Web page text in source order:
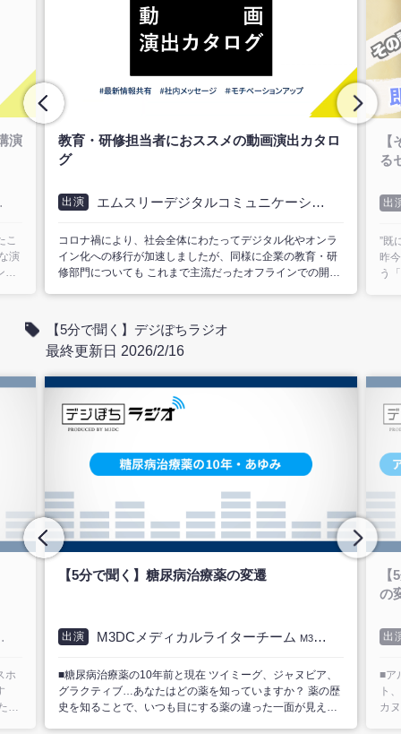
ロ
公式 M3 Digital Communications.inc
ラ
研
催
れ
【その講演会、伸びしろだらけ!?】即実践でき
るセルフ配信向上術
出演 エムスリーデジタルコミュニケーションズ公式 M3
”既にあるもの”をちょっと変えるだけの簡単テクニック！
昨今、多くの製薬・医療機器企業が自社スタッフのみで行
う「セルフ配信」を実施しています。 しかし、Zoomなど
当番組は、年間4,000回以上のWeb講演会を支援するM3DC
スタッフが、一歩上を目指すための「セルフ配信のポイン
ト」をお伝えするショート番組です。 － video highlights
の映し方とは？ ・映像の印象を左右する音声設定 ・スマー
トに見せる画面共有
機
出
配
多
ル
足
い
た
ら
【5分で聞く】デジぽちラジオ
最終更新日 2026/2/16
、
て
【5分で聞く】 アルツハイマー型認知症治療薬
出演 M3DCメディカルライターチーム M3DCメディカルライターチーム
■アルツハイマー型認知症治療薬の10年前と現在 アリセプ
ト、メマリー、レミニール、ケタス、サアミオン、アデュ
カヌマブ…あなたはどのお薬を知っていますか？ 薬の歴史
出
■骨
ネ
か